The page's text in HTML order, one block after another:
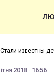
Стали известны
2018 · 16:56